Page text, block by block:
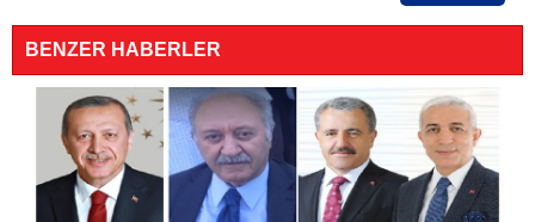
BENZER HABERLER